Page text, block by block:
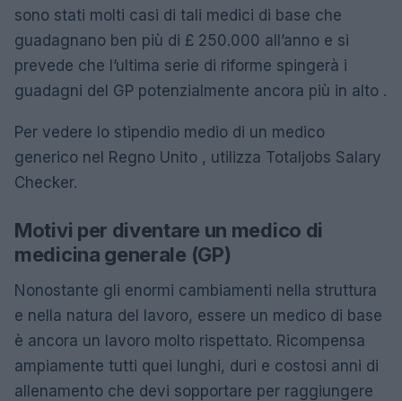
sono stati molti casi di tali medici di base che
guadagnano ben più di £ 250.000 all’anno e si
prevede che l’ultima serie di riforme spingerà i
guadagni del GP potenzialmente ancora più in alto .
Per vedere lo stipendio medio di un medico
generico nel Regno Unito , utilizza Totaljobs Salary
Checker.
Motivi per diventare un medico di
medicina generale (GP)
Nonostante gli enormi cambiamenti nella struttura
e nella natura del lavoro, essere un medico di base
è ancora un lavoro molto rispettato. Ricompensa
ampiamente tutti quei lunghi, duri e costosi anni di
allenamento che devi sopportare per raggiungere